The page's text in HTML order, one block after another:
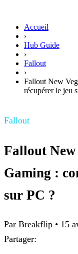
Accueil
›
Hub Guide
›
Fallout
›
Fallout New
récupérer le jeu
Fallout
Fallout
Gaming :
sur PC ?
Par Breakflip • 15
Partager: